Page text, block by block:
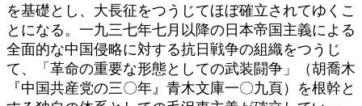
を基礎とし、大長征をつうじてほぼ確立されてゆくこ
とになる。一九三七年七月以降の日本帝国主義による
全面的な中国侵略に対する抗日戦争の組織をつうじ
て、「革命の重要な形態としての武装闘争」（胡喬木
『中国共産党の三〇年』青木文庫一〇九頁）を根幹と